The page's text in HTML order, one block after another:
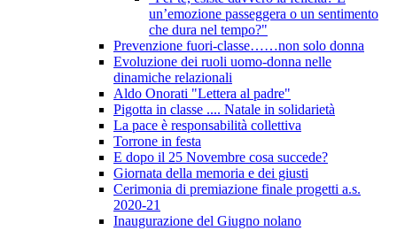
un’emozione passeggera o un sentimento
che dura nel tempo?"
Prevenzione fuori-classe……non solo donna
Evoluzione dei ruoli uomo-donna nelle
dinamiche relazionali
Aldo Onorati "Lettera al padre"
Pigotta in classe .... Natale in solidarietà
La pace è responsabilità collettiva
Torrone in festa
E dopo il 25 Novembre cosa succede?
Giornata della memoria e dei giusti
Cerimonia di premiazione finale progetti a.s.
2020-21
Inaugurazione del Giugno nolano